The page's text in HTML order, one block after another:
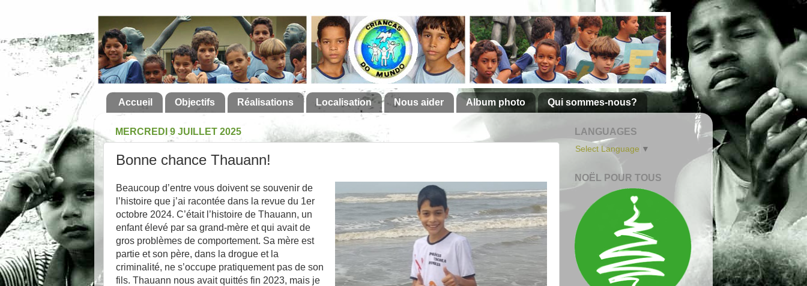
Accueil Objectifs Réalisations Localisation Nous aider Album photo Qui sommes-nous?
MERCREDI 9 JUILLET 2025
Bonne chance Thauann!
Beaucoup d’entre vous doivent se souvenir de
l’histoire que j’ai racontée dans la revue du 1er
octobre 2024. C’était l’histoire de Thauann, un
enfant élevé par sa grand-mère et qui avait de
gros problèmes de comportement. Sa mère est
partie et son père, dans la drogue et la
criminalité, ne s’occupe pratiquement pas de son
fils. Thauann nous avait quittés fin 2023, mais je
LANGUAGES
Select Language ▼
NOËL POUR TOUS